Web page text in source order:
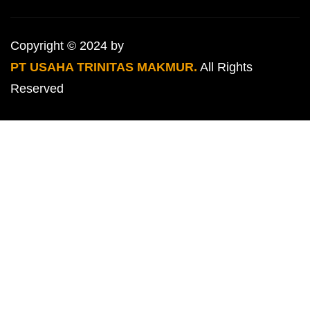
Copyright © 2024 by
PT USAHA TRINITAS MAKMUR. All Rights
Reserved